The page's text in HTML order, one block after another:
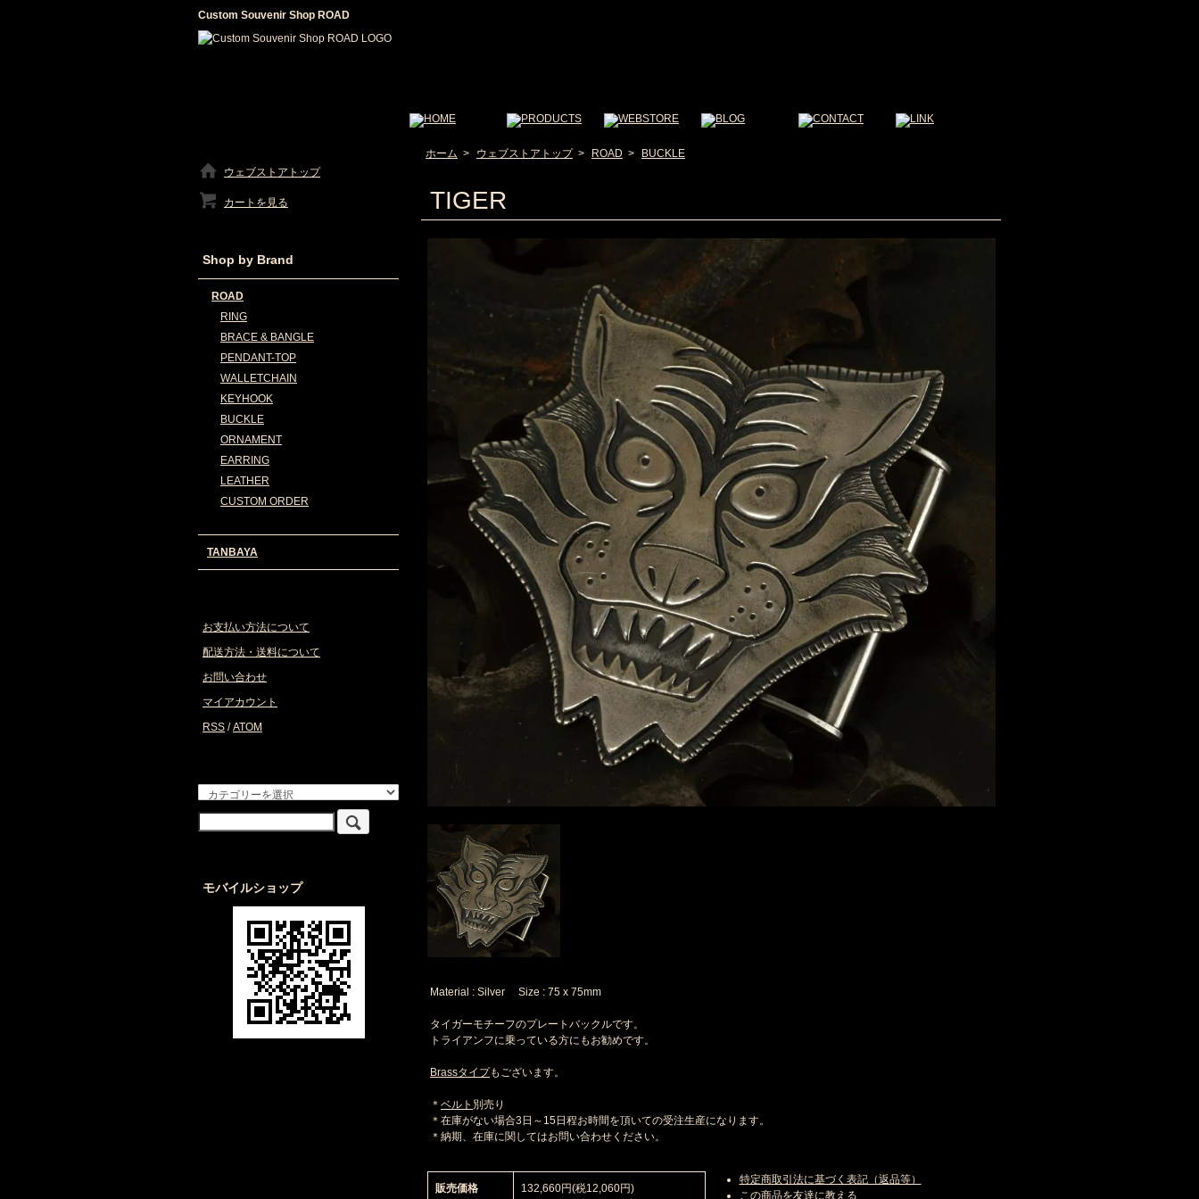
Custom Souvenir Shop ROAD
ホーム > ウェブストアトップ > ROAD > BUCKLE
TIGER
Material : Silver Size : 75 x 75mm
タイガーモチーフのプレートバックルです。
トライアンフに乗っている方にもお勧めです。
Brassタイプもございます。
＊ ベルト 別売り
＊在庫がない場合3日～15日程お時間を頂いての受注生産になります。
＊納期、在庫に関してはお問い合わせください。
販売価格 132,660円(税12,060円)
特定商取引法に基づく表記（返品等）
この商品を友達に教える
ウェブストアトップ
カートを見る
Shop by Brand
ROAD
RING
BRACE & BANGLE
PENDANT-TOP
WALLETCHAIN
KEYHOOK
BUCKLE
ORNAMENT
EARRING
LEATHER
CUSTOM ORDER
TANBAYA
お支払い方法について
配送方法・送料について
お問い合わせ
マイアカウント
RSS /ATOM
モバイルショップ